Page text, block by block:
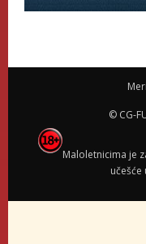
© CG-
Maloletnicima je
učešće